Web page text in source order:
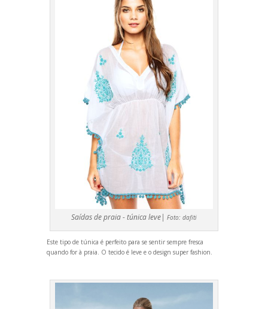
Saídas de praia - túnica leve| Foto: dafiti
Este tipo de túnica é perfeito para se sentir sempre fresca
quando for à praia. O tecido é leve e o design super fashion.